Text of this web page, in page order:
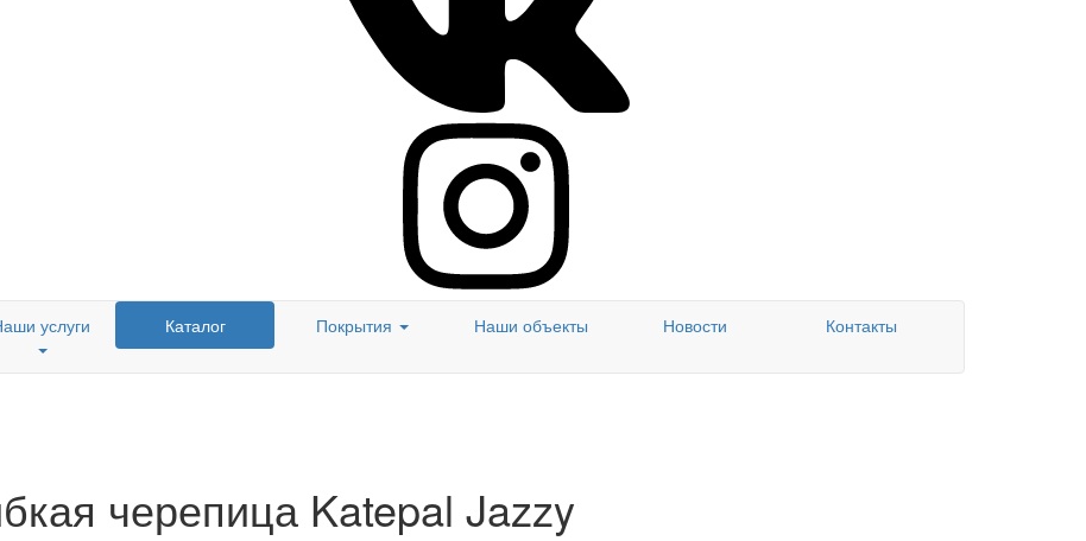
услуги Каталог Покрытия Наши объекты Новости Контакты
черепица Katepal Jazzy